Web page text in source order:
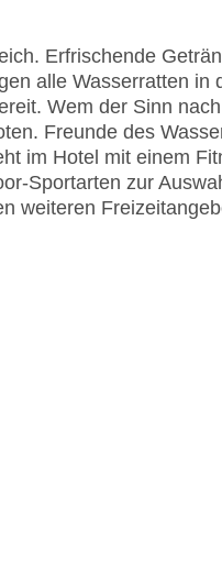
Erfrischende
alle Wasserratten in
Wem der Sinn
Freunde des
im Hotel mit einem
Sportarten zur
weiteren